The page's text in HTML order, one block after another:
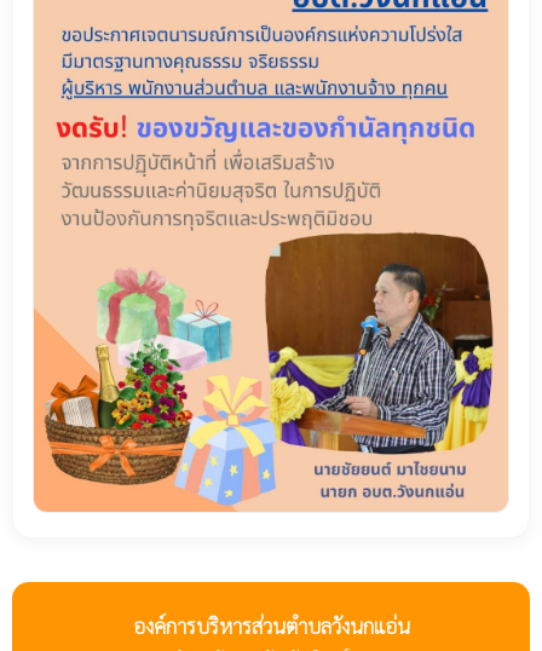
องค์การบริหารส่วนตำบลวังนกแอ่น